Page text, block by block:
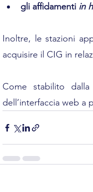
gli affidamenti in
Inoltre, le stazioni
acquisire il CIG in
Come stabilito
dell’interfaccia web a